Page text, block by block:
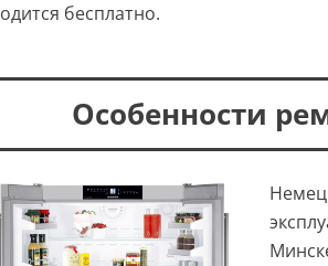
бесплатно.
Особенности